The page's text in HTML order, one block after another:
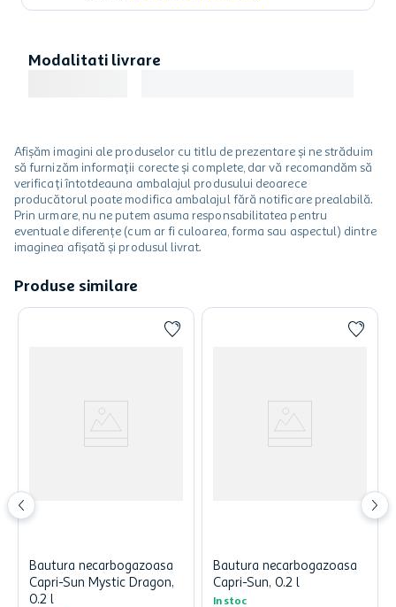
Modalitati livrare
Afișăm imagini ale produselor cu titlu de prezentare și ne străduim
să furnizăm informații corecte și complete, dar vă recomandăm să
verificați întotdeauna ambalajul produsului deoarece
producătorul poate modifica ambalajul fără notificare prealabilă.
Prin urmare, nu ne putem asuma responsabilitatea pentru
eventuale diferențe (cum ar fi culoarea, forma sau aspectul) dintre
imaginea afișată și produsul livrat.
Produse similare
Bautura necarbogazoasa
Capri-Sun Mystic Dragon,
0.2 l
Bautura necarbogazoasa
Capri-Sun, 0.2 l
In stoc